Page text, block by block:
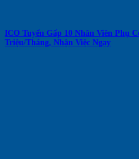
ICO Tuyển Gấp 10 Nhân Viên Phụ
Triệu/Tháng, Nhận Việc Ngay